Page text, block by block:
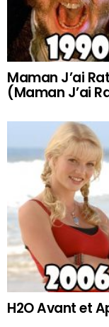
Maman J’ai
(Maman J’ai
H2O Avant et